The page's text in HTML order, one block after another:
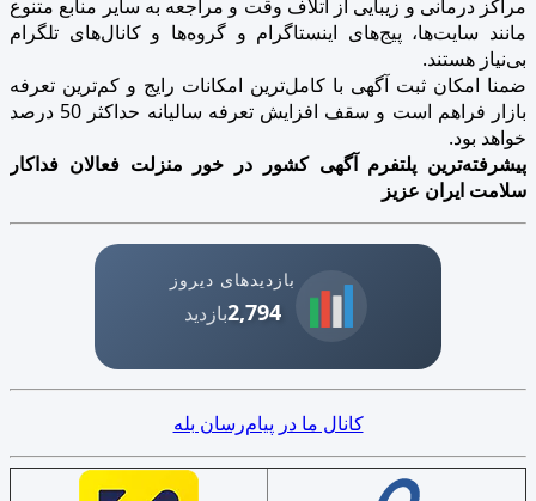
مراکز درمانی و زیبایی از اتلاف وقت و مراجعه به سایر منابع متنوع
مانند سایت‌ها، پیج‌های اینستاگرام و گروه‌ها و کانال‌های تلگرام
بی‌نیاز هستند.
ضمنا امکان ثبت آگهی با کامل‌ترین امکانات رایج و کم‌ترین تعرفه
بازار فراهم است و سقف افزایش تعرفه سالیانه حداکثر 50 درصد
خواهد بود.
پیشرفته‌ترین پلتفرم آگهی کشور در خور منزلت فعالان فداکار
سلامت ایران عزیز
بازدیدهای دیروز
2,794بازدید
کانال ما در پیام‌رسان بله